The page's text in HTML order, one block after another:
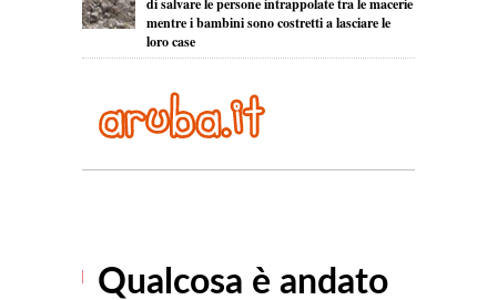
di salvare le persone intrappolate tra le macerie
mentre i bambini sono costretti a lasciare le
loro case